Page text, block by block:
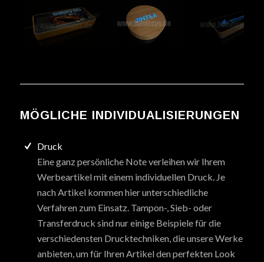
MÖGLICHE INDIVIDUALISIERUNGEN
Druck
Eine ganz persönliche Note verleihen wir Ihrem
Werbeartikel mit einem individuellen Druck. Je
nach Artikel kommen hier unterschiedliche
Verfahren zum Einsatz. Tampon-, Sieb- oder
Transferdruck sind nur einige Beispiele für die
verschiedensten Drucktechniken, die unsere Werke
anbieten, um für Ihren Artikel den perfekten Look